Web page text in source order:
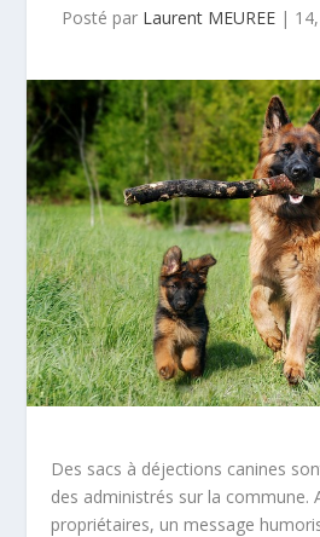
Posté par Laurent MEUREE |
Des sacs à déjections canines
des administrés sur la commune.
propriétaires, un message